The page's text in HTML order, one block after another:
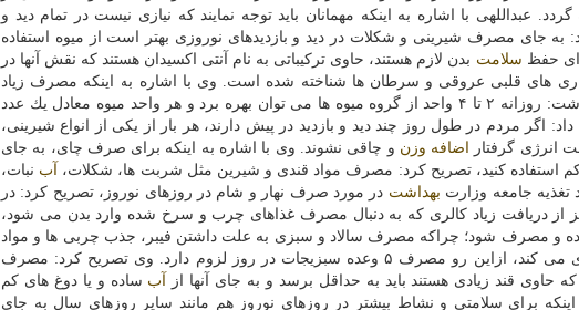
عبداللهی با اشاره به اینكه مهمانان باید توجه نمایند كه نیازی نیست در تمام دید و
به جای مصرف شیرینی و شكلات در دید و بازدیدهای نوروزی بهتر است از میوه استفاده
حفظ سلامت بدن لازم هستند، حاوی تركیباتی به نام آنتی اكسیدان هستند كه نقش آنها در
های قلبی عروقی و سرطان ها شناخته شده است. وی با اشاره به اینكه مصرف زیاد
و چاقی می شود، اظهار داشت: روزانه ۲ تا ۴ واحد از گروه میوه ها می توان بهره برد و هر واحد میوه معادل یك عدد
اگر مردم در طول روز چند دید و بازدید در پیش دارند، هر بار از یكی از انواع شیرینی،
انرژی گرفتار
اضافه وزن و چاقی نشوند. وی با اشاره به اینكه برای صرف چای، به جای
كنید، تصریح كرد: مصرف مواد قندی و شیرین مثل شربت ها، شكلات،
آب نبات،
تغذیه جامعه وزارت بهداشت در مورد صرف نهار و شام در روزهای نوروز، تصریح كرد: در
از دریافت زیاد كالری كه به دنبال مصرف غذاهای چرب و سرخ شده وارد بدن می شود،
و مصرف شود؛ چراكه مصرف سالاد و سبزی به علت داشتن فیبر، جذب چربی ها و مواد
جلوگیری می كند، ازاین رو مصرف ۵ وعده سبزیجات در روز لزوم دارد. وی تصریح كرد: مصرف
حاوی قند زیادی هستند باید به حداقل برسد و به جای آنها از آب ساده و یا دوغ های كم
اینكه برای سلامتی و نشاط بیشتر در روزهای نوروز هم مانند سایر روزهای سال به جای